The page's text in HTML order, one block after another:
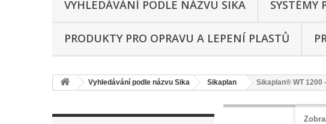
VYHLEDÁVÁNÍ PODLE NÁZVU SIKA SYSTÉMY
PRODUKTY PRO OPRAVU A LEPENÍ PLASTŮ
Vyhledávání podle názvu Sika Sikaplan Sikaplan® WT 1200